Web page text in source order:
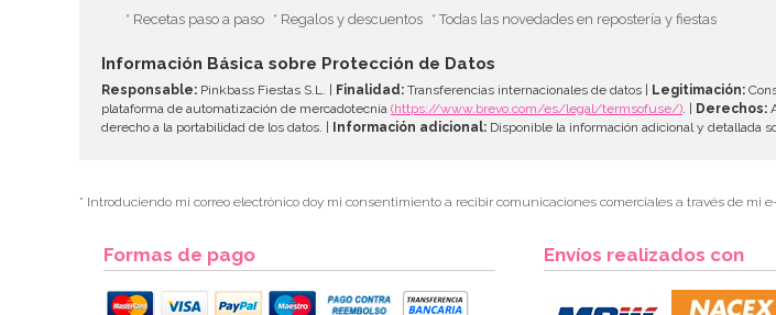
* Recetas paso a paso * Regalos y descuentos * Todas las novedades en repostería y fiestas
Información Básica sobre Protección de Datos
Responsable: Pinkbass Fiestas S.L. | Finalidad: Transferencias internacionales de datos | Legitimación:
plataforma de automatización de mercadotecnia (https://www.brevo.com/es/legal/termsofuse/) . | Derechos:
derecho a la portabilidad de los datos. | Información adicional: Disponible la información adicional y detallada
* Introduciendo mi correo electrónico doy mi consentimiento a recibir comunicaciones comerciales a través de mi
Formas de pago Envíos realizados con